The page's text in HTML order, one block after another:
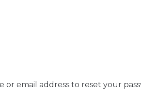
or email address to reset your